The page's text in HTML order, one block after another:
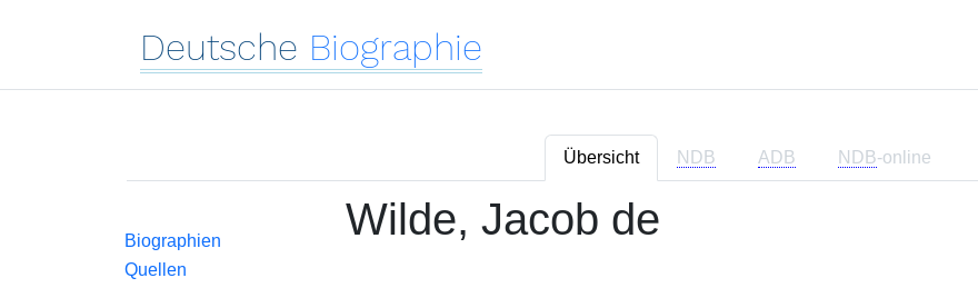
Deutsche Biographie
Übersicht NDB ADB NDB-online
Biographien
Quellen
Wilde, Jacob de